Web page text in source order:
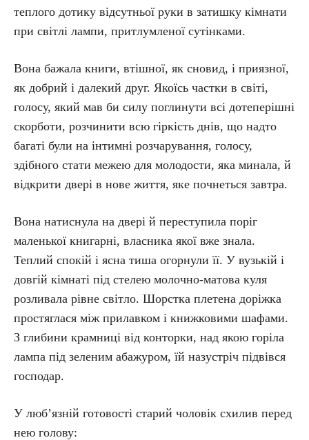
теплого дотику відсутньої руки в затишку кімнати
при світлі лампи, притлумленої сутінками.
Вона бажала книги, втішної, як сновид, і приязної,
як добрий і далекий друг. Якоїсь частки в світі,
голосу, який мав би силу поглинути всі дотеперішні
скорботи, розчинити всю гіркість днів, що надто
багаті були на інтимні розчарування, голосу,
здібного стати межею для молодости, яка минала, й
відкрити двері в нове життя, яке почнеться завтра.
Вона натиснула на двері й переступила поріг
маленької книгарні, власника якої вже знала.
Теплий спокій і ясна тиша огорнули її. У вузькій і
довгій кімнаті під стелею молочно-матова куля
розливала рівне світло. Шорстка плетена доріжка
простяглася між прилавком і книжковими шафами.
З глибини крамниці від конторки, над якою горіла
лампа під зеленим абажуром, їй назустріч підвівся
господар.
У люб’язній готовості старий чоловік схилив перед
нею голову: